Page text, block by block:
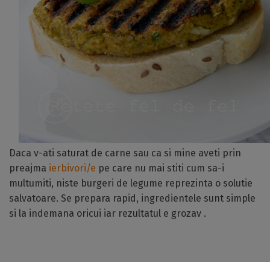
Daca v-ati saturat de carne sau ca si mine aveti prin
preajma ierbivori/e pe care nu mai stiti cum sa-i
multumiti, niste burgeri de legume reprezinta o solutie
salvatoare. Se prepara rapid, ingredientele sunt simple
si la indemana oricui iar rezultatul e grozav .